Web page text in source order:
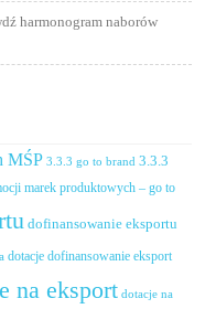
harmonogram naborów
MŚP 3.3.3 go to brand 3.3.3
marek produktowych – go to
dofinansowanie eksportu
dotacje dofinansowanie eksport
na eksport dotacje na